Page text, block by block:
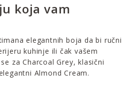
koja vam
elegantnih boja da bi ručni
kuhinje ili čak vašem
za Charcoal Grey, klasični
Almond Cream.